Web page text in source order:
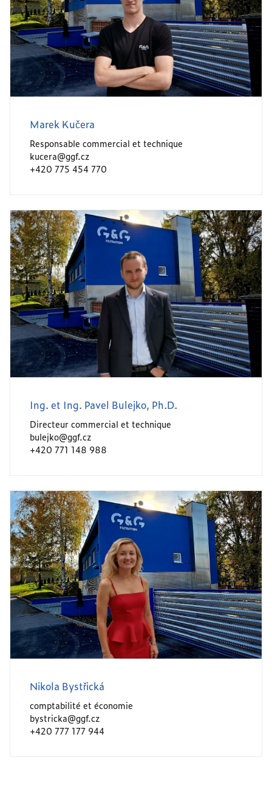
Marek Kučera
Responsable commercial et technique
kucera@ggf.cz
+420 775 454 770
Ing. et Ing. Pavel Bulejko, Ph.D.
Directeur commercial et technique
bulejko@ggf.cz
+420 771 148 988
Nikola Bystřická
comptabilité et économie
bystricka@ggf.cz
+420 777 177 944